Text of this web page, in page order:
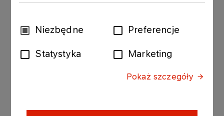
WybórNiezbędne Preferencje
Statystyka Marketing
Pokaż szczegóły
Skarb Państwa / 98.329.515 / 68,55% / 53,19%
Nationale Nederlanden OFE / 11.753.356 / 8,19% /